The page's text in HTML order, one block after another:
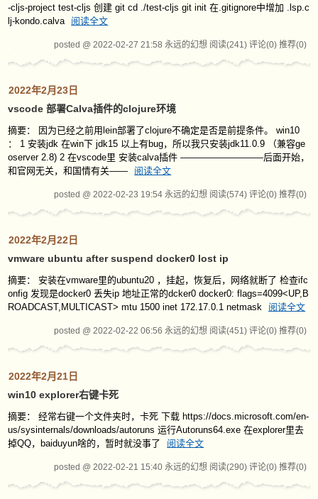
-cljs-project test-cljs 创建 git cd ./test-cljs git init 在.gitignore中增加 .lsp.c
lj-kondo.calva 阅读全文
posted @ 2022-02-27 21:58 永远的幻想 阅读(241) 评论(0) 推荐(0)
2022年2月23日
vscode 部署Calva插件的clojure环境
摘要： 因为已经之前用lein部署了clojure不确定是否是前提条件。 win10
： 1 安装jdk 在win下 jdk15 以上有bug，所以我只安装jdk11.0.9 （兼容ge
oserver 2.8) 2 在vscode里 安装calva插件 —————————后面开始，
和官网无关，和国情有关——
阅读全文
posted @ 2022-02-23 19:54 永远的幻想 阅读(574) 评论(0) 推荐(0)
2022年2月22日
vmware ubuntu after suspend docker0 lost ip
摘要： 安装在vmware里的ubuntu20 ，挂起，恢复后，网络就断了 检查ifc
onfig 发现是docker0 丢失ip 地址正常的dcker0 docker0: flags=4099<UP,B
ROADCAST,MULTICAST> mtu 1500 inet 172.17.0.1 netmask
阅读全文
posted @ 2022-02-22 06:56 永远的幻想 阅读(451) 评论(0) 推荐(0)
2022年2月21日
win10 explorer右键卡死
摘要： 经常右键一个文件夹时，卡死 下载 https://docs.microsoft.com/en-
us/sysinternals/downloads/autoruns 运行Autoruns64.exe 在explorer里去
掉QQ，baiduyun啥的，暂时就没事了
阅读全文
posted @ 2022-02-21 15:40 永远的幻想 阅读(290) 评论(0) 推荐(0)